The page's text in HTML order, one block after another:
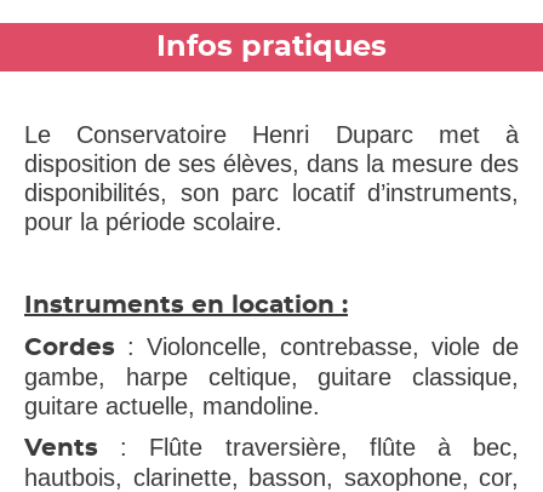
Infos pratiques
Le Conservatoire Henri Duparc met à
disposition de ses élèves, dans la mesure des
disponibilités, son parc locatif d’instruments,
pour la période scolaire.
Instruments en location :
Cordes : Violoncelle, contrebasse, viole de
gambe, harpe celtique, guitare classique,
guitare actuelle, mandoline.
Vents : Flûte traversière, flûte à bec,
hautbois, clarinette, basson, saxophone, cor,